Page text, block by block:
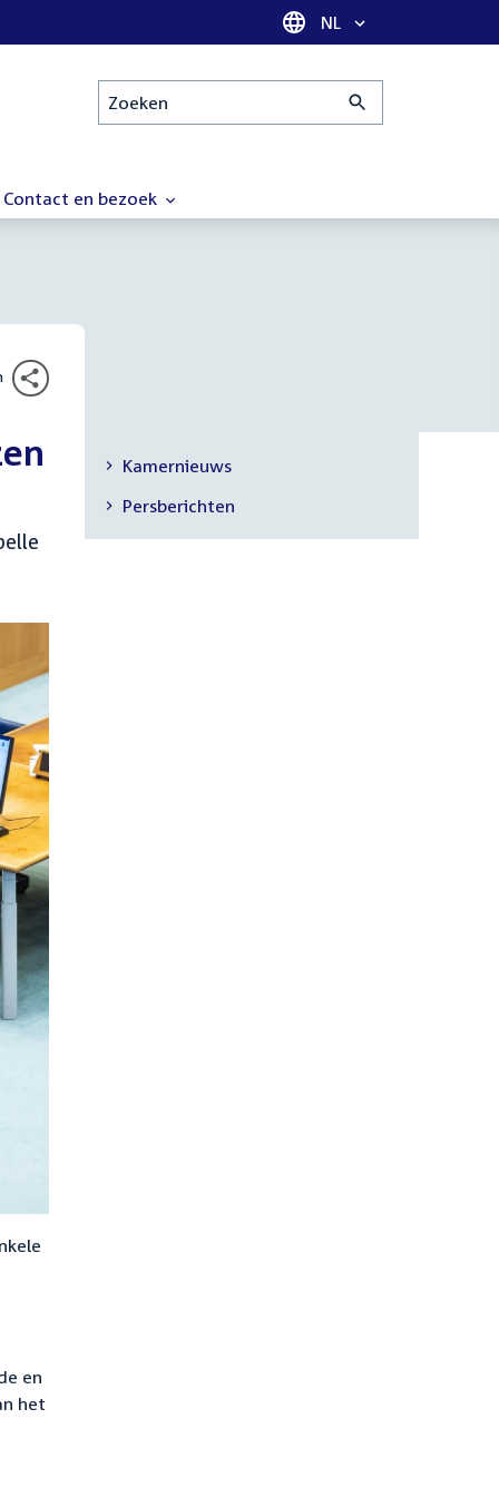
Taal selectie
NL
Zoeken
Contact en bezoek
en
het
Secundaire
navigatie
Kamernieuws
Persberichten